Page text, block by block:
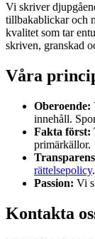
Vi skriver
tillbakablickar och
kvalitet som tar
skriven, granskad
Våra
Oberoende:
innehåll.
Fakta först:
primärkällor.
rättelsepolicy.
Passion: Vi
Kontakta